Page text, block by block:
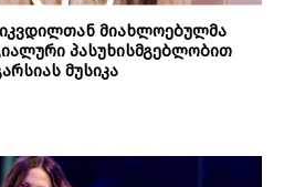
მიახლოებულმა
პასუხისმგებლობით
მუსიკა